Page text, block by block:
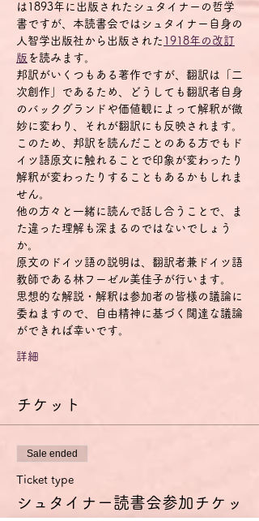
は1893年に出版されたシュタイナーの哲学
書ですが、本読書会ではシュタイナー自身の
人智学出版社から出版された 1918年の改訂
版 を読みます。
邦訳がいくつもある著作ですが、翻訳は「二
次創作」であるため、どうしても翻訳者自身
のバックグランドや価値観によって解釈が微
妙に変わり、それが翻訳にも反映されます。
このため、邦訳を読んだことのある方でもド
イツ語原文に触れることで印象が変わったり
解釈が変わったりすることもあるかもしれま
せん。
他の方々と一緒に読んで話し合うことで、ま
た違った理解も深まるのではないでしょう
か。
原文のドイツ語の説明は、翻訳者兼ドイツ語
教師である林フーゼル美佳子が行います。
思想的な解説・解釈は参加者の皆様の議論に
委ねますので、自由精神に基づく闊達な議論
ができれば幸いです。
詳細
チケット
Sale ended
Ticket type
シュタイナー読書会参加チケッ